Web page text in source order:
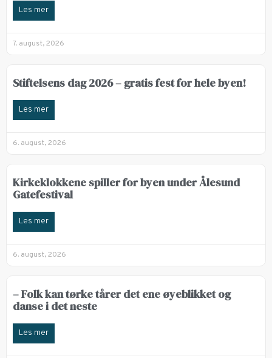
Les mer
7. august, 2026
Stiftelsens dag 2026 – gratis fest for hele byen!
Les mer
6. august, 2026
Kirkeklokkene spiller for byen under Ålesund
Gatefestival
Les mer
6. august, 2026
– Folk kan tørke tårer det ene øyeblikket og
danse i det neste
Les mer